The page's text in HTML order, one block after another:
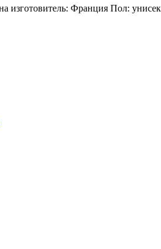
изготовитель: Франция Пол: